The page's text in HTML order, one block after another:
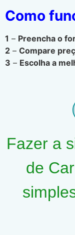
Como
1 – Preencha o
2 – Compare
3 – Escolha a
Fazer a
de